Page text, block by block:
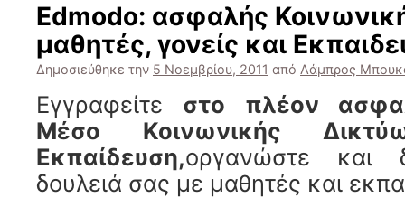
Edmodo: ασφαλής
μαθητές, γονείς και
Δημοσιεύθηκε την 5 Νοεμβρίου, 2011 από Λάμπρος
Εγγραφείτε στο πλέον
Μέσο Κοινωνικής
Εκπαίδευση,οργανώστε και
δουλειά σας με μαθητές και